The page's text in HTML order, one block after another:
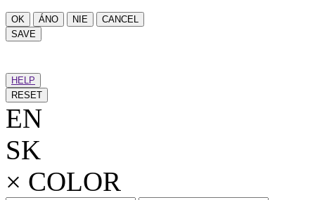
OK ÁNO NIE
CANCEL
SAVE
HELP
RESET
EN
SK
× COLOR